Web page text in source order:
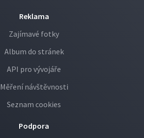
Reklama
Zajímavé fotky
Album do stránek
API pro vývojáře
Měření návštěvnosti
Seznam cookies
Podpora